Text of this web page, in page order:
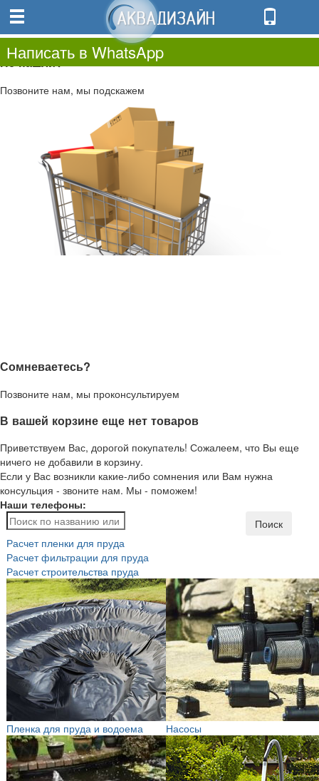
0.00
0
Не нашли?
Позвоните нам, мы подскажем
Сомневаетесь?
Позвоните нам, мы проконсультируем
В вашей корзине еще нет товаров
Приветствуем Вас, дорогой покупатель! Сожалеем, что Вы еще
ничего не добавили в корзину.
Если у Вас возникли какие-либо сомнения или Вам нужна
консульция - звоните нам. Мы - поможем!
Наши телефоны:
Написать в WhatsApp
Поиск
Расчет пленки для пруда
Расчет фильтрации для пруда
Расчет строительства пруда
Пленка для пруда и водоема Насосы